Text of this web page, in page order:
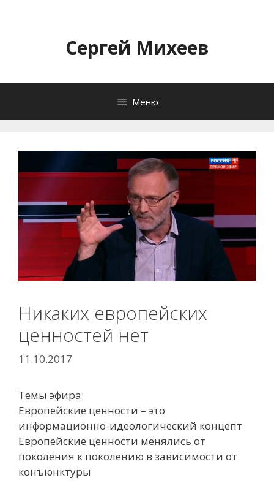
содержимомуСергей Михеев
Меню
Никаких европейских
ценностей нет
11.10.2017
Темы эфира:
Европейские ценности – это
информационно-идеологический концепт
Европейские ценности менялись от
поколения к поколению в зависимости от
конъюнктуры